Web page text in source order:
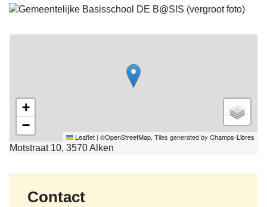
+
−
Leaflet | ©OpenStreetMap, Tiles generated by Champs-Libres
Motstraat 10, 3570 Alken
Contact